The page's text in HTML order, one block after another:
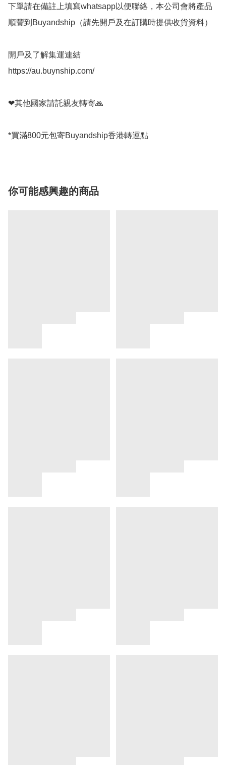
下單請在備註上填寫whatsapp以便聯絡，本公司會將產品
順豐到Buyandship（請先開戶及在訂購時提供收貨資料）
開戶及了解集運連結
https://au.buynship.com/
❤其他國家請託親友轉寄🙏
*買滿800元包寄Buyandship香港轉運點
你可能感興趣的商品